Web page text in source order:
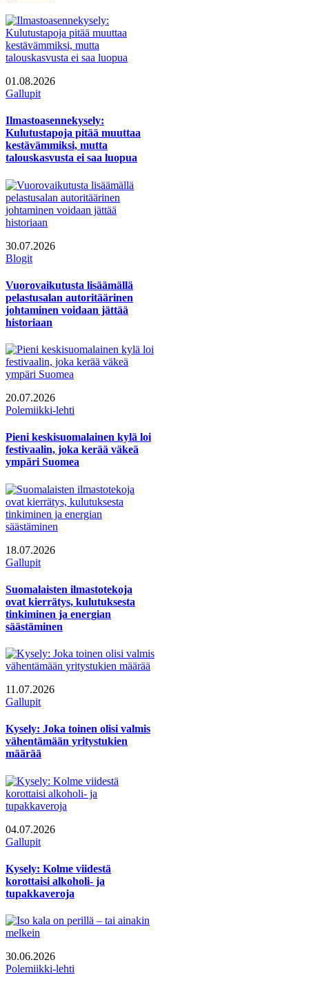
01.08.2026
Gallupit
Ilmastoasennekysely:
Kulutustapoja pitää muuttaa
kestävämmiksi, mutta
talouskasvusta ei saa luopua
30.07.2026
Blogit
Vuorovaikutusta lisäämällä
pelastusalan autoritäärinen
johtaminen voidaan jättää
historiaan
20.07.2026
Polemiikki-lehti
Pieni keskisuomalainen kylä loi
festivaalin, joka kerää väkeä
ympäri Suomea
18.07.2026
Gallupit
Suomalaisten ilmastotekoja
ovat kierrätys, kulutuksesta
tinkiminen ja energian
säästäminen
11.07.2026
Gallupit
Kysely: Joka toinen olisi valmis
vähentämään yritystukien
määrää
04.07.2026
Gallupit
Kysely: Kolme viidestä
korottaisi alkoholi- ja
tupakkaveroja
30.06.2026
Polemiikki-lehti